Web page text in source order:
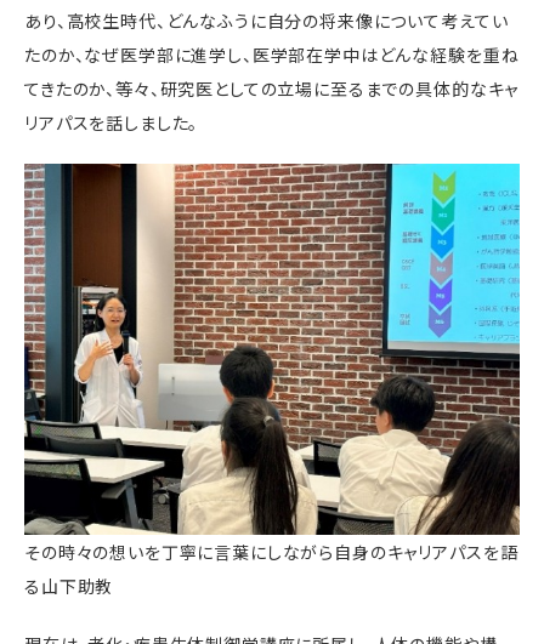
あり、高校生時代、どんなふうに自分の将来像について考えてい
たのか、なぜ医学部に進学し、医学部在学中はどんな経験を重ね
てきたのか、等々、研究医としての立場に至るまでの具体的なキャ
リアパスを話しました。
その時々の想いを丁寧に言葉にしながら自身のキャリアパスを語
る山下助教